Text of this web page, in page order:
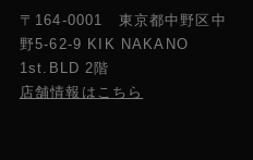
〒164-0001 東京都中野区中
野5-62-9 KIK NAKANO
1st.BLD 2階
店舗情報はこちら